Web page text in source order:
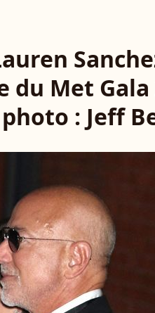
du Met Gala
: Jeff